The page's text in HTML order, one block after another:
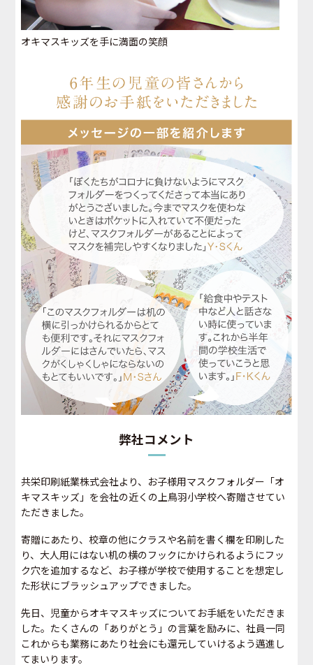
オキマスキッズを手に満面の笑顔
弊社コメント
共栄印刷紙業株式会社より、お子様用マスクフォルダー「オ
キマスキッズ」を会社の近くの上鳥羽小学校へ寄贈させてい
ただきました。
寄贈にあたり、校章の他にクラスや名前を書く欄を印刷した
り、大人用にはない机の横のフックにかけられるようにフッ
ク穴を追加するなど、お子様が学校で使用することを想定し
た形状にブラッシュアップできました。
先日、児童からオキマスキッズについてお手紙をいただきま
した。たくさんの「ありがとう」の言葉を励みに、社員一同
これからも業務にあたり社会にも還元していけるよう邁進し
てまいります。